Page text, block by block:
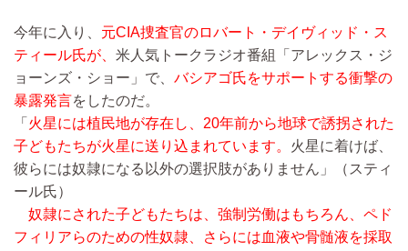
今年に入り、 元CIA捜査官のロバート・デイヴィッド・ス
ティール氏が、 米人気トークラジオ番組「アレックス・ジ
ョーンズ・ショー」で、 バシアゴ氏をサポートする衝撃の
暴露発言をしたのだ。
「 火星には植民地が存在し、20年前から地球で誘拐された
子どもたちが火星に送り込まれています。 火星に着けば、
彼らには奴隷になる以外の選択肢がありません」（スティ
ール氏）
奴隷にされた子どもたちは、強制労働はもちろん、ペド
フィリアらのための性奴隷、さらには血液や骨髄液を採取